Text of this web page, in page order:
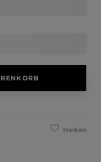
Merken
/ Sofort)